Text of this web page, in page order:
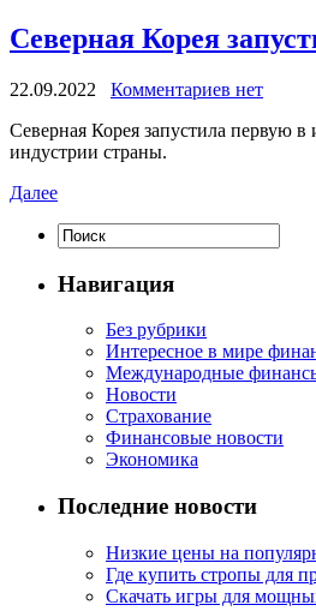
Северная Корея
22.09.2022
Комментариев нет
Сeвeрнaя Корея запустила первую
индустрии страны.
Далее
Навигация
Без рубрики
Интересное в мире
Международные
Новости
Страхование
Финансовые новости
Экономика
Последние новости
Низкие цены на
Где купить стропы для
Скачать игры для